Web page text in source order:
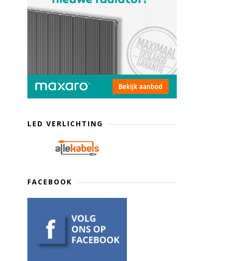
LED VERLICHTING
FACEBOOK